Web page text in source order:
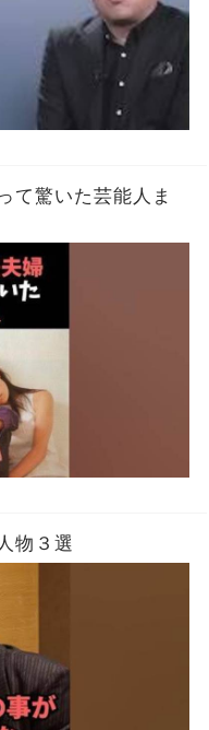
て驚いた芸能人ま
物３選